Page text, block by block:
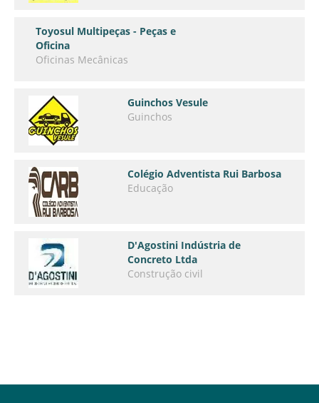
Toyosul Multipeças - Peças e
Oficina
Oficinas Mecânicas
Guinchos Vesule
Guinchos
Colégio Adventista Rui Barbosa
Educação
D'Agostini Indústria de
Concreto Ltda
Construção civil